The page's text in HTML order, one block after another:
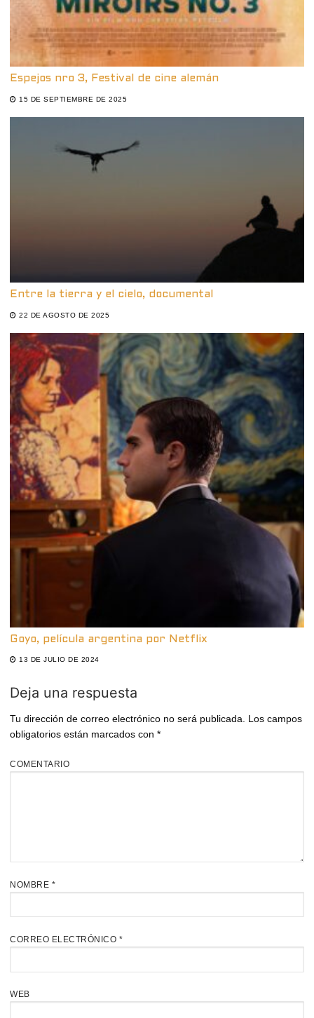
Espejos nro 3, Festival de cine alemán
15 DE SEPTIEMBRE DE 2025
Entre la tierra y el cielo, documental
22 DE AGOSTO DE 2025
Goyo, película argentina por Netflix
13 DE JULIO DE 2024
Deja una respuesta
Tu dirección de correo electrónico no será publicada. Los campos
obligatorios están marcados con *
COMENTARIO
NOMBRE *
CORREO ELECTRÓNICO *
WEB